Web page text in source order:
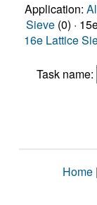
Application:
Sieve (0) ·
16e Lattice
Task name:
Home |